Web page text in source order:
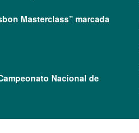
Masterclass” marcada
Nacional de